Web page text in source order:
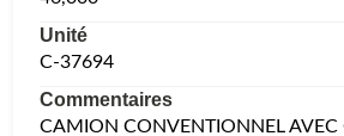
Unité
C-37694
Commentaires
CAMION CONVENTIONNEL AVEC